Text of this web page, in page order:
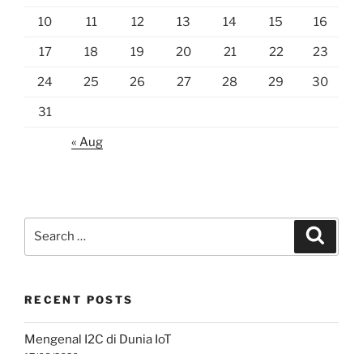
10 11 12 13 14 15 16
17 18 19 20 21 22 23
24 25 26 27 28 29 30
31
« Aug
RECENT POSTS
Mengenal I2C di Dunia IoT